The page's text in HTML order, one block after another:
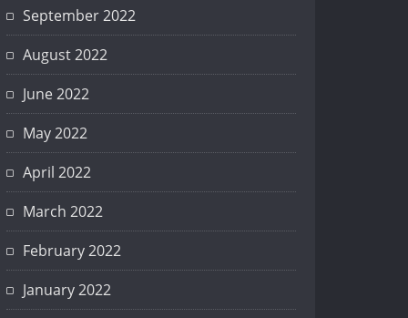
September 2022
August 2022
June 2022
May 2022
April 2022
March 2022
February 2022
January 2022